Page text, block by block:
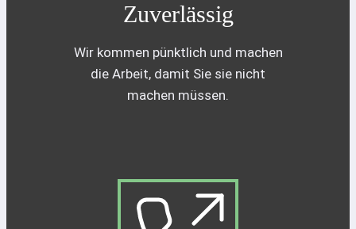
Zuverlässig
Wir kommen pünktlich und machen
die Arbeit, damit Sie sie nicht
machen müssen.